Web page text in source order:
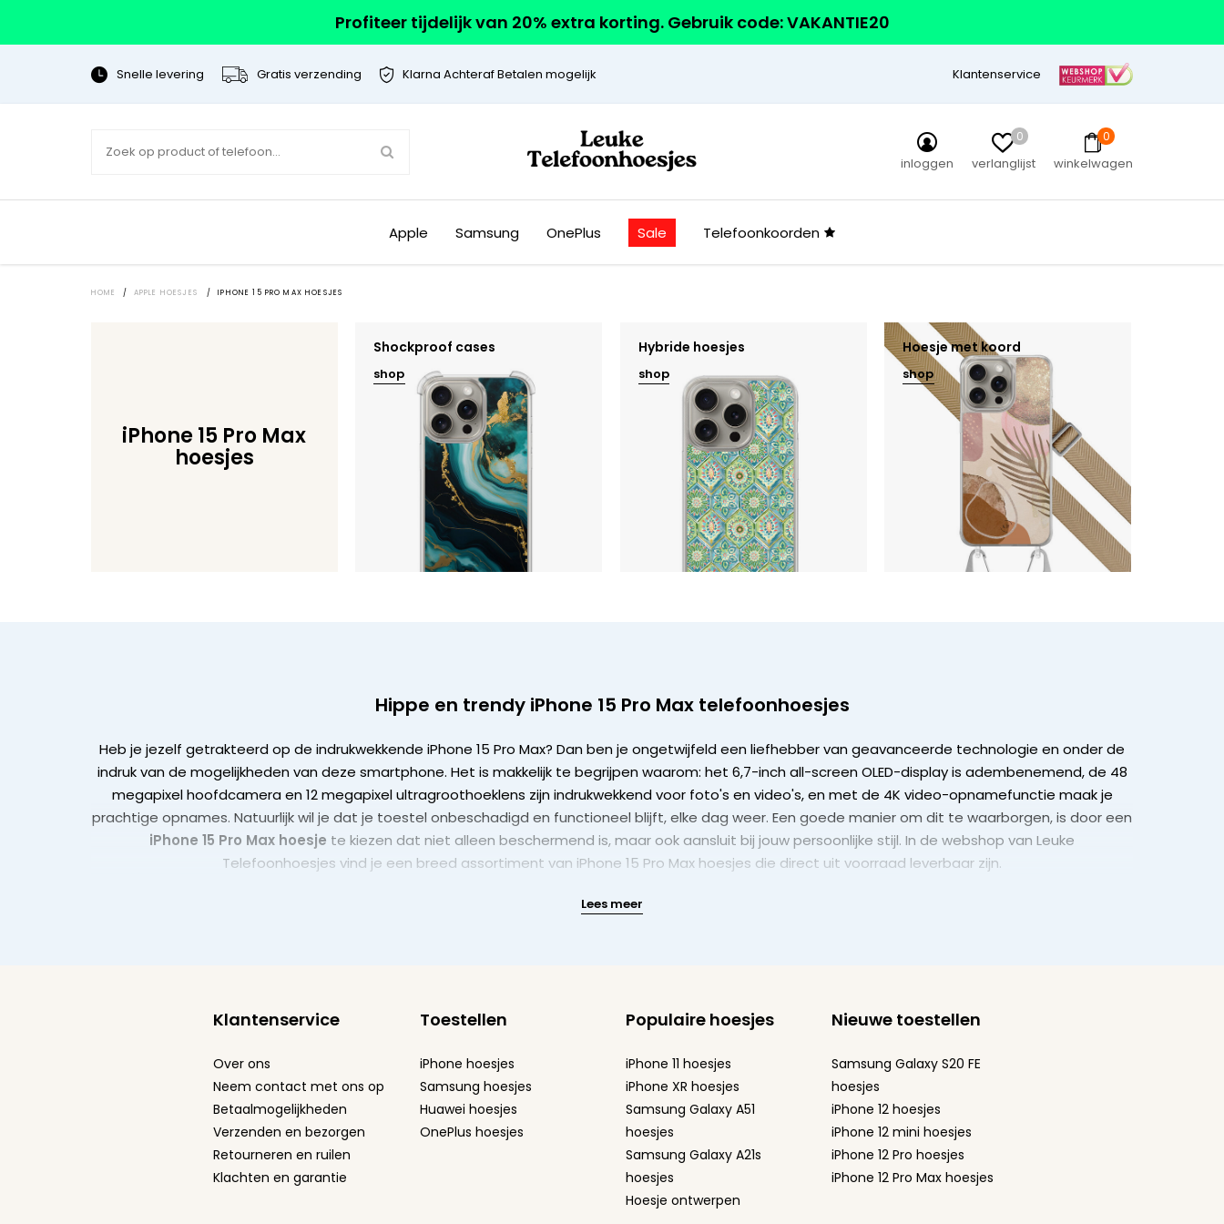
Profiteer tijdelijk van 20% extra korting. Gebruik code: VAKANTIE20
Snelle levering Gratis verzending Klarna Achteraf Betalen mogelijk Klantenservice
inloggen
0
verlanglijst
0
winkelwagen
Apple Samsung OnePlus Sale Telefoonkoorden
HOME / APPLE HOESJES / IPHONE 15 PRO MAX HOESJES
iPhone 15 Pro Max
hoesjes
Shockproof cases
shop
Hybride hoesjes
shop
Hoesje met koord
shop
Hippe en trendy iPhone 15 Pro Max telefoonhoesjes
Heb je jezelf getrakteerd op de indrukwekkende iPhone 15 Pro Max? Dan ben je ongetwijfeld een liefhebber van geavanceerde technologie en onder de
indruk van de mogelijkheden van deze smartphone. Het is makkelijk te begrijpen waarom: het 6,7-inch all-screen OLED-display is adembenemend, de 48
megapixel hoofdcamera en 12 megapixel ultragroothoeklens zijn indrukwekkend voor foto's en video's, en met de 4K video-opnamefunctie maak je
prachtige opnames. Natuurlijk wil je dat je toestel onbeschadigd en functioneel blijft, elke dag weer. Een goede manier om dit te waarborgen, is door een
iPhone 15 Pro Max hoesje te kiezen dat niet alleen beschermend is, maar ook aansluit bij jouw persoonlijke stijl. In de webshop van Leuke
Telefoonhoesjes vind je een breed assortiment van iPhone 15 Pro Max hoesjes die direct uit voorraad leverbaar zijn.
Lees meer
Klantenservice
Over ons
Neem contact met ons op
Betaalmogelijkheden
Verzenden en bezorgen
Retourneren en ruilen
Klachten en garantie
Toestellen
iPhone hoesjes
Samsung hoesjes
Huawei hoesjes
OnePlus hoesjes
Populaire hoesjes
iPhone 11 hoesjes
iPhone XR hoesjes
Samsung Galaxy A51
hoesjes
Samsung Galaxy A21s
hoesjes
Hoesje ontwerpen
Nieuwe toestellen
Samsung Galaxy S20 FE
hoesjes
iPhone 12 hoesjes
iPhone 12 mini hoesjes
iPhone 12 Pro hoesjes
iPhone 12 Pro Max hoesjes